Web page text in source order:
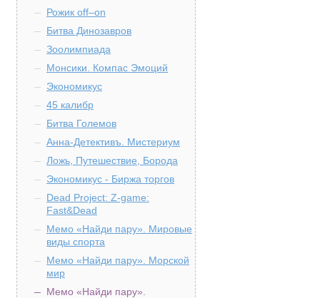
Рожик off–on
Битва Динозавров
Зоолимпиада
Монсики. Компас Эмоций
Экономикус
45 калибр
Битва Големов
Анна-Детективъ. Мистериум
Ложь, Путешествие, Борода
Экономикус - Биржа торгов
Dead Project: Z-game:
Fast&Dead
Мемо «Найди пару». Мировые
виды спорта
Мемо «Найди пару». Морской
мир
Мемо «Найди пару».